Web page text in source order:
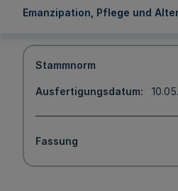
Emanzipation, Pflege und
Stammnorm
Ausfertigungsdatum
Fassung